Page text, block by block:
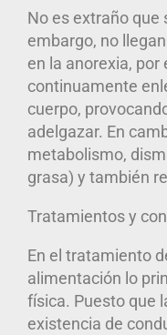
No es extraño que
embargo, no
en la anorexia,
continuamente
cuerpo,
adelgazar. En
metabolismo,
grasa) y también
Tratamientos y
En el tratamiento
alimentación lo
física. Puesto que
existencia de